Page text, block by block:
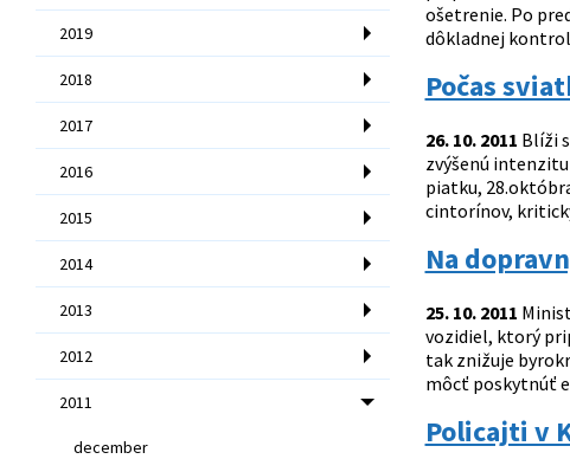
2019
2018
2017
2016
2015
2014
2013
2012
2011
december
ošetrenie. Po
dôkladnej
Počas
26. 10. 2011 Blíži
zvýšenú
piatku,
cintorínov,
Na
25. 10. 2011
vozidiel, ktorý
tak znižuje
môcť poskytnúť
Policajti v